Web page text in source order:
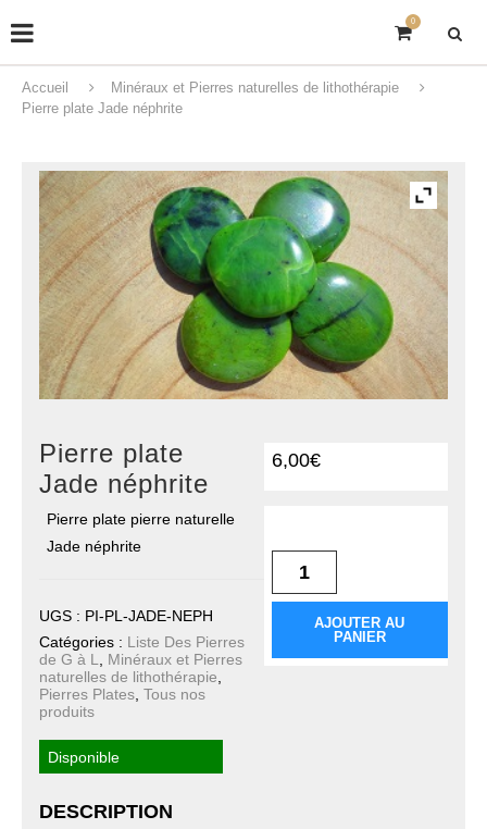
0
Accueil
Minéraux et Pierres naturelles de lithothérapie
Pierre plate Jade néphrite
Pierre plate
Jade néphrite
6,00€
Pierre plate pierre naturelle
Jade néphrite
AJOUTER AU
PANIER
UGS : PI-PL-JADE-NEPH
Catégories : Liste Des Pierres
de G à L, Minéraux et Pierres
naturelles de lithothérapie,
Pierres Plates,Tous nos
produits
Disponible
DESCRIPTION